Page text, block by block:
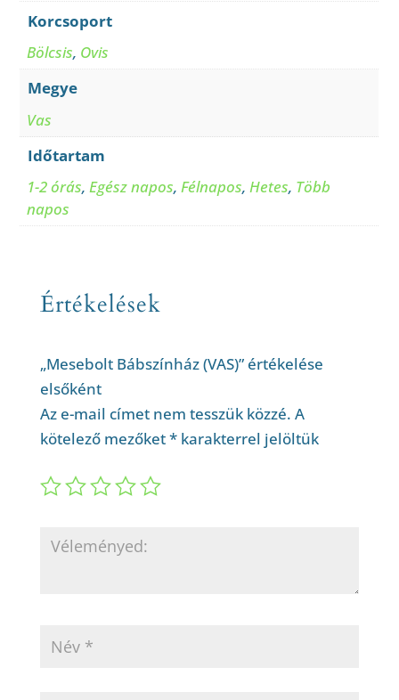
Korcsoport
Bölcsis, Ovis
Megye
Vas
Időtartam
1-2 órás,Egész napos,Félnapos,Hetes, Több
napos
Értékelések
„Mesebolt Bábszínház (VAS)” értékelése
elsőként
Az e-mail címet nem tesszük közzé. A
kötelező mezőket*karakterrel jelöltük